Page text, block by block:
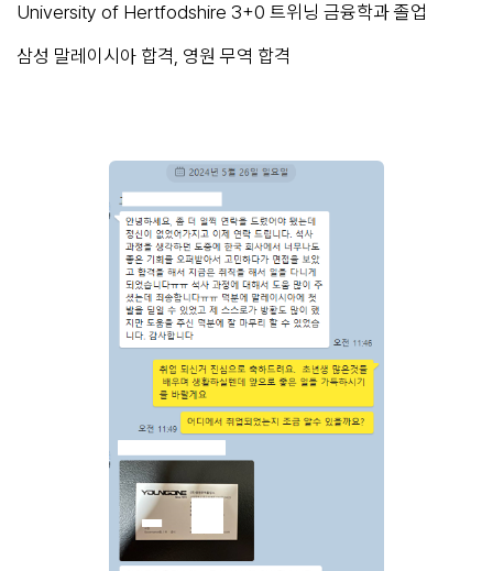
University of Hertfodshire 3+0 트위닝 금융학과 졸업
삼성 말레이시아 합격, 영원 무역 합격